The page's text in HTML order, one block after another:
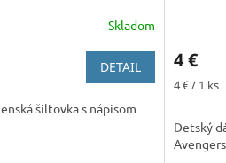
Skladom
DETAIL
šiltovka s nápisom
4 €
Jednotková
4 € / 1 ks
Detský
Avengers